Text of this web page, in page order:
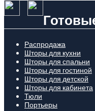
Распродажа
Шторы для кухни
Шторы для спальни
Шторы для гостиной
Шторы для детской
Шторы для кабинета
Тюли
Портьеры